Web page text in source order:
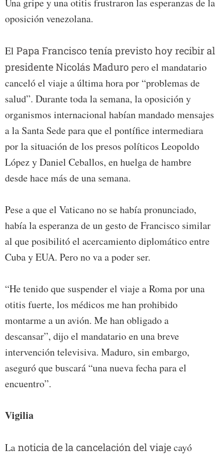
Una gripe y una otitis frustraron las esperanzas de la
oposición venezolana.
El Papa Francisco tenía previsto hoy recibir al
presidente Nicolás Maduropero el mandatario
canceló el viaje a última hora por “problemas de
salud”. Durante toda la semana, la oposición y
organismos internacional habían mandado mensajes
a la Santa Sede para que el pontífice intermediara
por la situación de los presos políticos Leopoldo
López y Daniel Ceballos, en huelga de hambre
desde hace más de una semana.
Pese a que el Vaticano no se había pronunciado,
había la esperanza de un gesto de Francisco similar
al que posibilitó el acercamiento diplomático entre
Cuba y EUA. Pero no va a poder ser.
“He tenido que suspender el viaje a Roma por una
otitis fuerte, los médicos me han prohibido
montarme a un avión. Me han obligado a
descansar”, dijo el mandatario en una breve
intervención televisiva. Maduro, sin embargo,
aseguró que buscará “una nueva fecha para el
encuentro”.
Vigilia
Lanoticia de la cancelación del viajecayó